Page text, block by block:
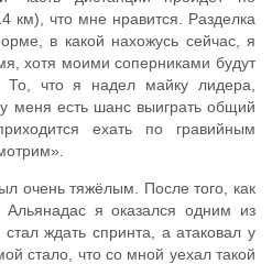
км), что мне нравится. Разделка
в какой нахожусь сейчас, я
хотя моими соперниками будут
То, что я надел майку лидера,
меня есть шанс выиграть общий
ехать по гравийным
очень тяжёлым. После того, как
я оказался одним из
ждать спринта, а атаковал у
стало, что со мной уехал такой